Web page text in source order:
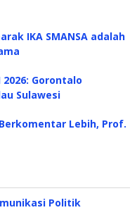
IKA SMANSA adalah
Gorontalo
Sulawesi
Lebih, Prof.
Politik